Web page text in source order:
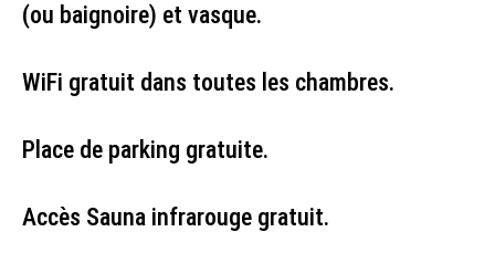
(ou baignoire) et vasque.
WiFi gratuit dans toutes les chambres.
Place de parking gratuite.
Accès Sauna infrarouge gratuit.